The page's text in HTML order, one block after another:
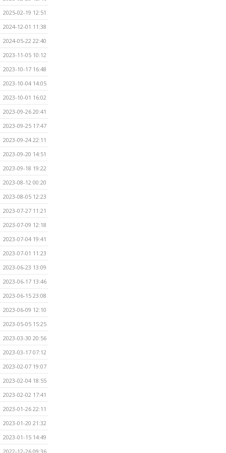
2025-02-19 12:51
2024-12-01 11:38
2024-05-22 22:40
2023-11-05 10:12
2023-10-17 16:48
2023-10-04 14:05
2023-10-01 16:02
2023-09-26 20:41
2023-09-25 17:47
2023-09-24 22:11
2023-09-20 14:51
2023-09-18 19:22
2023-08-12 00:20
2023-08-05 12:23
2023-07-27 11:21
2023-07-09 12:18
2023-07-04 19:41
2023-07-01 11:23
2023-06-23 13:09
2023-06-17 13:46
2023-06-15 23:08
2023-06-09 12:10
2023-05-05 15:25
2023-03-30 20:56
2023-03-17 07:12
2023-02-07 19:07
2023-02-04 18:55
2023-02-02 17:41
2023-01-26 22:11
2023-01-20 21:32
2023-01-15 14:49
2022-12-26 09:36